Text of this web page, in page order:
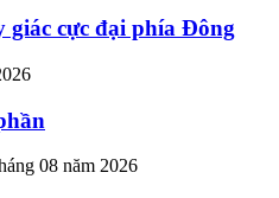
cực đại phía Đông
08 năm 2026